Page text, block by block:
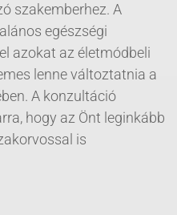
szakemberhez. A
egészségi
azokat az életmódbeli
lenne változtatnia a
A konzultáció
hogy az Önt leginkább
is